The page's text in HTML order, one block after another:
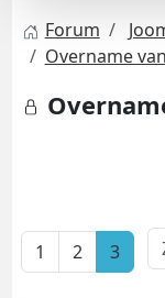
Forum
Overname
1 2 3